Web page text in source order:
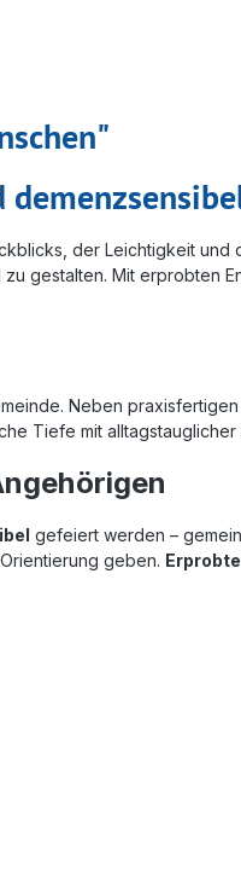
der Leichtigkeit und
gestalten. Mit erprobten
Neben
Tiefe mit alltagstauglicher
gefeiert werden –
geben.